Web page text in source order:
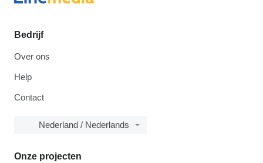
Bedrijf
Over ons
Help
Contact
Nederland / Nederlands
Onze projecten